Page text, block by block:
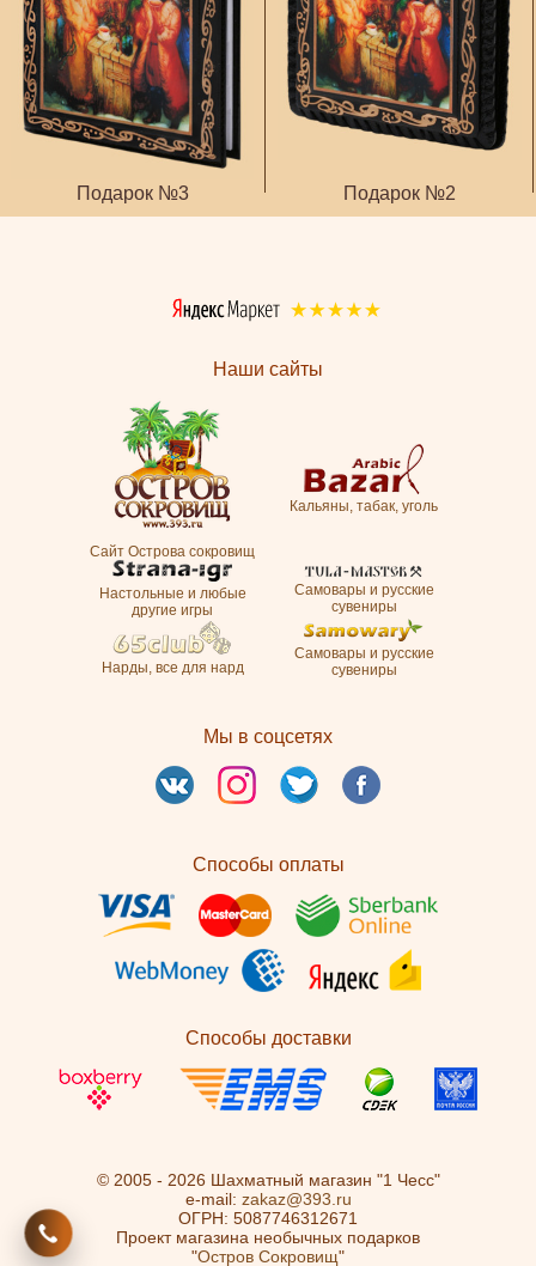
Подарок №3 Подарок №2
Наши сайты
Сайт Острова сокровищ
Кальяны, табак, уголь
Настольные и любые
другие игры
Самовары и русские
сувениры
Нарды, все для нард
Самовары и русские
сувениры
Мы в соцсетях
Способы оплаты
Способы доставки
© 2005 - 2026 Шахматный магазин "1 Чесс"
e-mail: zakaz@393.ru
ОГРН: 5087746312671
Проект магазина необычных подарков
"Остров Сокровищ"